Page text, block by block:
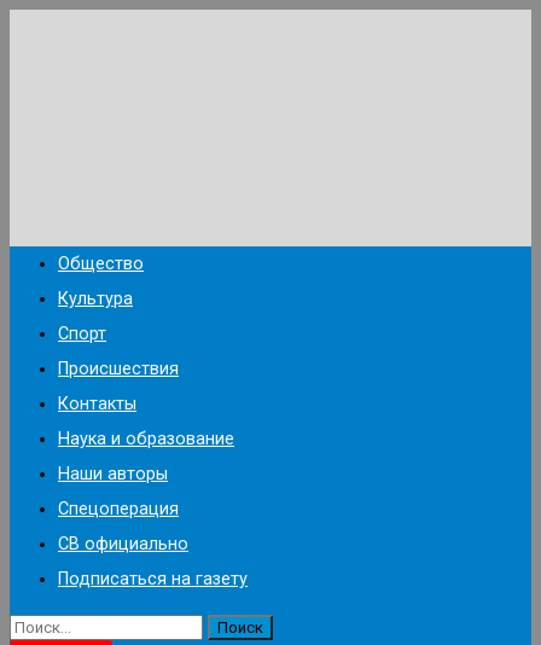
Общество
Культура
Спорт
Происшествия
Контакты
Наука и образование
Наши авторы
Спецоперация
СВ официально
Подписаться на газету
Найти: